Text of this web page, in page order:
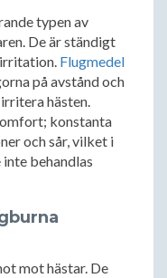
typen av
De är ständigt
Flugmedel
på avstånd och
hästen.
konstanta
och sår, vilket i
behandlas
mot hästar. De